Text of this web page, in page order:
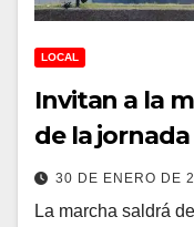
LOCAL
Invitan a la
de la
30 DE ENERO DE
La marcha saldrá